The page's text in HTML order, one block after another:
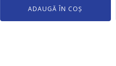
ADAUGĂ ÎN COȘ